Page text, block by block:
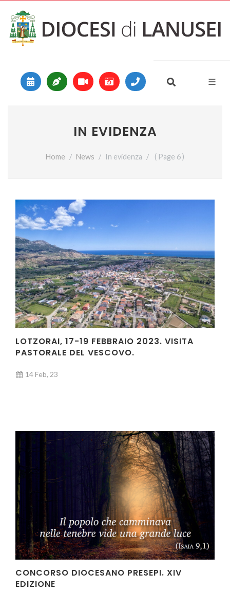
Main Navigation
IN EVIDENZA
Home News In evidenza ( Page 6 )
LOTZORAI, 17-19 FEBBRAIO 2023. VISITA
PASTORALE DEL VESCOVO.
14 Feb, 23
CONCORSO DIOCESANO PRESEPI. XIV
EDIZIONE